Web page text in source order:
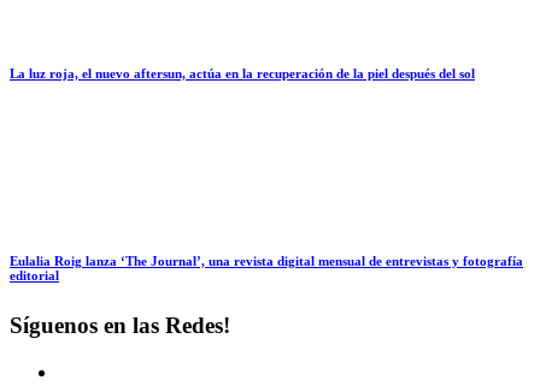
La luz roja, el nuevo aftersun, actúa en la recuperación de la piel después del sol
Eulalia Roig lanza ‘The Journal’, una revista digital mensual de entrevistas y fotografía
editorial
Síguenos en las Redes!